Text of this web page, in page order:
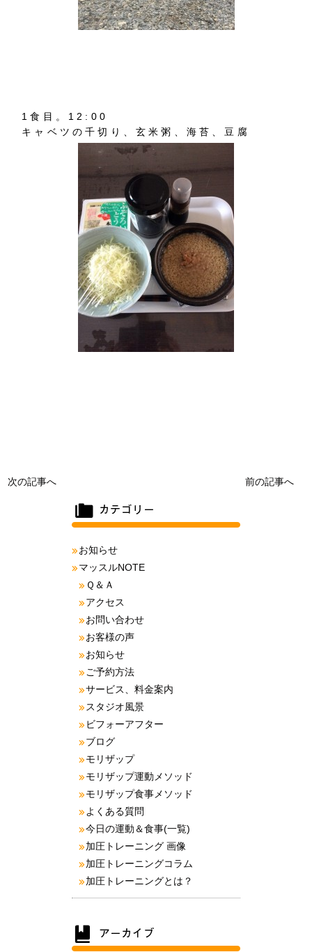
1食目。12:00
キャベツの千切り、玄米粥、海苔、豆腐
次の記事へ 前の記事へ
お知らせ
マッスルNOTE
Ｑ＆Ａ
アクセス
お問い合わせ
お客様の声
お知らせ
ご予約方法
サービス、料金案内
スタジオ風景
ビフォーアフター
ブログ
モリザップ
モリザップ運動メソッド
モリザップ食事メソッド
よくある質問
今日の運動＆食事(一覧)
加圧トレーニング 画像
加圧トレーニングコラム
加圧トレーニングとは？